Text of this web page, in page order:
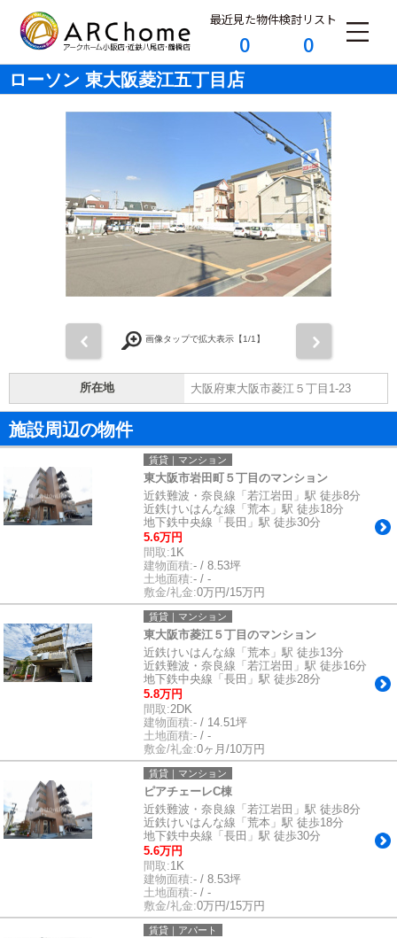
最近見た物件
0
検討リスト
0
ローソン 東大阪菱江五丁目店
画像タップで拡大表示【1/1】
所在地 大阪府東大阪市菱江５丁目1-23
施設周辺の物件
賃貸｜マンション
東大阪市岩田町５丁目のマンション
近鉄難波・奈良線「若江岩田」駅 徒歩8分
近鉄けいはんな線「荒本」駅 徒歩18分
地下鉄中央線「長田」駅 徒歩30分
5.6万円
間取:1K
建物面積:- / 8.53坪
土地面積:- / -
敷金/礼金:0万円/15万円
賃貸｜マンション
東大阪市菱江５丁目のマンション
近鉄けいはんな線「荒本」駅 徒歩13分
近鉄難波・奈良線「若江岩田」駅 徒歩16分
地下鉄中央線「長田」駅 徒歩28分
5.8万円
間取:2DK
建物面積:- / 14.51坪
土地面積:- / -
敷金/礼金:0ヶ月/10万円
賃貸｜マンション
ピアチェーレC棟
近鉄難波・奈良線「若江岩田」駅 徒歩8分
近鉄けいはんな線「荒本」駅 徒歩18分
地下鉄中央線「長田」駅 徒歩30分
5.6万円
間取:1K
建物面積:- / 8.53坪
土地面積:- / -
敷金/礼金:0万円/15万円
賃貸｜アパート